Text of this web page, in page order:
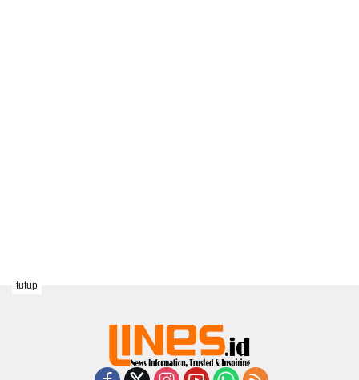
tutup